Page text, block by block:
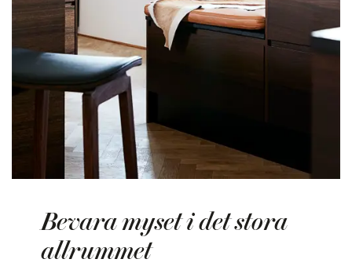
Bevara myset i det stora
allrummet